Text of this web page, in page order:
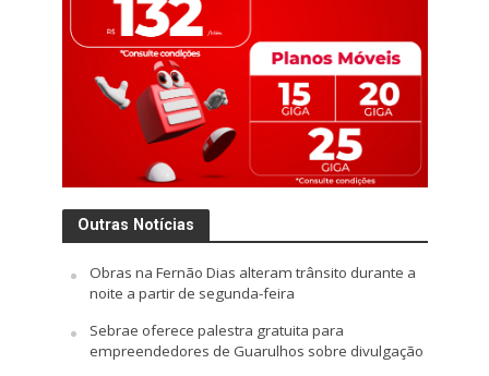
Outras Notícias
Obras na Fernão Dias alteram trânsito durante a
noite a partir de segunda-feira
Sebrae oferece palestra gratuita para
empreendedores de Guarulhos sobre divulgação